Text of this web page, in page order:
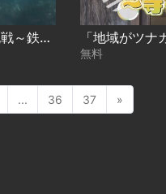
【どさんこWEEKEND】漁協と鉄鋼会社の挑戦～鉄が育む海の恵み～ 「地域がツナ
無料
... 36 37 »